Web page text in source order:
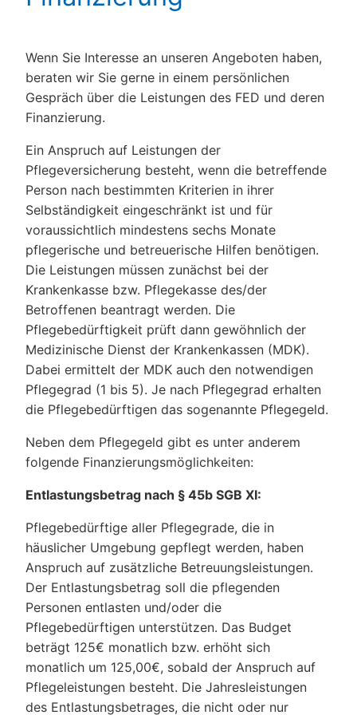
Wenn Sie Interesse an unseren Angeboten haben,
beraten wir Sie gerne in einem persönlichen
Gespräch über die Leistungen des FED und deren
Finanzierung.
Ein Anspruch auf Leistungen der
Pflegeversicherung besteht, wenn die betreffende
Person nach bestimmten Kriterien in ihrer
Selbständigkeit eingeschränkt ist und für
voraussichtlich mindestens sechs Monate
pflegerische und betreuerische Hilfen benötigen.
Die Leistungen müssen zunächst bei der
Krankenkasse bzw. Pflegekasse des/der
Betroffenen beantragt werden. Die
Pflegebedürftigkeit prüft dann gewöhnlich der
Medizinische Dienst der Krankenkassen (MDK).
Dabei ermittelt der MDK auch den notwendigen
Pflegegrad (1 bis 5). Je nach Pflegegrad erhalten
die Pflegebedürftigen das sogenannte Pflegegeld.
Neben dem Pflegegeld gibt es unter anderem
folgende Finanzierungsmöglichkeiten:
Entlastungsbetrag nach § 45b SGB XI:
Pflegebedürftige aller Pflegegrade, die in
häuslicher Umgebung gepflegt werden, haben
Anspruch auf zusätzliche Betreuungsleistungen.
Der Entlastungsbetrag soll die pflegenden
Personen entlasten und/oder die
Pflegebedürftigen unterstützen. Das Budget
beträgt 125€ monatlich bzw. erhöht sich
monatlich um 125,00€, sobald der Anspruch auf
Pflegeleistungen besteht. Die Jahresleistungen
des Entlastungsbetrages, die nicht oder nur